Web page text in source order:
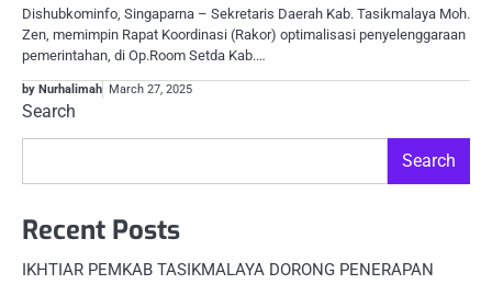
Dishubkominfo, Singaparna – Sekretaris Daerah Kab. Tasikmalaya Moh.
Zen, memimpin Rapat Koordinasi (Rakor) optimalisasi penyelenggaraan
pemerintahan, di Op.Room Setda Kab.…
by Nurhalimah March 27, 2025
Search
Search
Recent Posts
IKHTIAR PEMKAB TASIKMALAYA DORONG PENERAPAN